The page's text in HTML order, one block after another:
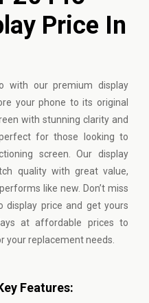
Price In
with our premium display
your phone to its original
with stunning clarity and
for those looking to
screen. Our display
quality with great value,
like new. Don’t miss
display price and get yours
at affordable prices to
your replacement needs.
Features: